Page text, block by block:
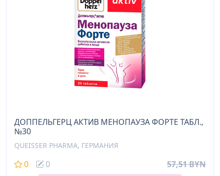
ДОППЕЛЬГЕРЦ АКТИВ МЕНОПАУЗА ФОРТЕ ТАБЛ.,
№30
QUEISSER PHARMA, ГЕРМАНИЯ
0 0
57,51 BYN